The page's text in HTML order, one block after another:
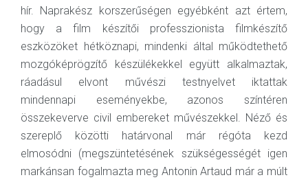
hír. Naprakész korszerűségen egyébként azt értem,
hogy a film készítői professzionista filmkészítő
eszközöket hétköznapi, mindenki által működtethető
mozgóképrögzítő készülékekkel együtt alkalmaztak,
ráadásul elvont művészi testnyelvet iktattak
mindennapi eseményekbe, azonos színtéren
összekeverve civil embereket művészekkel. Néző és
szereplő közötti határvonal már régóta kezd
elmosódni (megszüntetésének szükségességét igen
markánsan fogalmazta meg Antonin Artaud már a múlt